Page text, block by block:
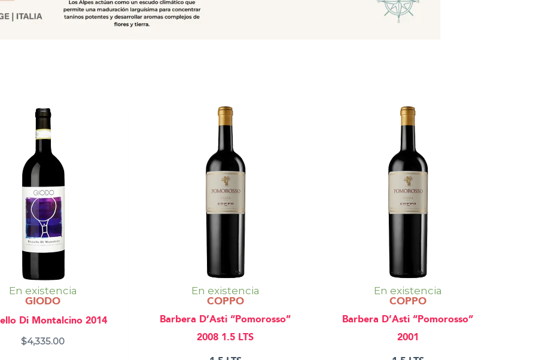
En existencia
GIODO
Di Montalcino 2014
$4,335.00
En existencia
COPPO
Barbera D’Asti “Pomorosso”
2008 1.5 LTS
En existencia
COPPO
Barbera D’Asti “Pomorosso”
2001